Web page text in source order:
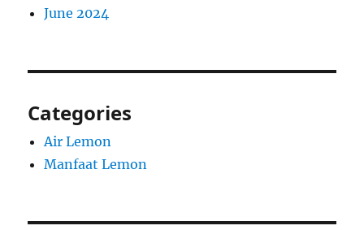
June 2024
Categories
Air Lemon
Manfaat Lemon